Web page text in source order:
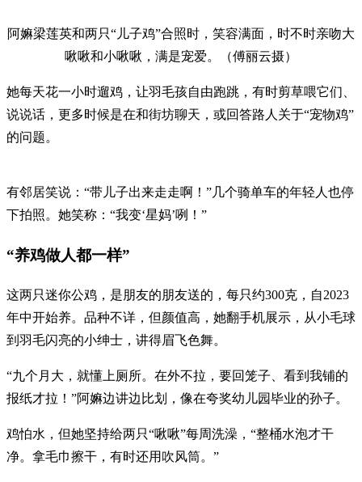
阿嫲梁莲英和两只“儿子鸡”合照时，笑容满面，时不时亲吻大
啾啾和小啾啾，满是宠爱。（傅丽云摄）
她每天花一小时遛鸡，让羽毛孩自由跑跳，有时剪草喂它们、
说说话，更多时候是在和街坊聊天，或回答路人关于“宠物鸡”
的问题。
有邻居笑说：“带儿子出来走走啊！”几个骑单车的年轻人也停
下拍照。她笑称：“我变‘星妈’咧！”
“养鸡做人都一样”
这两只迷你公鸡，是朋友的朋友送的，每只约300克，自2023
年中开始养。品种不详，但颜值高，她翻手机展示，从小毛球
到羽毛闪亮的小绅士，讲得眉飞色舞。
“九个月大，就懂上厕所。在外不拉，要回笼子、看到我铺的
报纸才拉！”阿嫲边讲边比划，像在夸奖幼儿园毕业的孙子。
鸡怕水，但她坚持给两只“啾啾”每周洗澡，“整桶水泡才干
净。拿毛巾擦干，有时还用吹风筒。”